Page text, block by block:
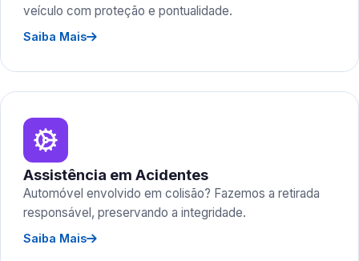
veículo com proteção e pontualidade.
Saiba Mais
Assistência em Acidentes
Automóvel envolvido em colisão? Fazemos a retirada
responsável, preservando a integridade.
Saiba Mais